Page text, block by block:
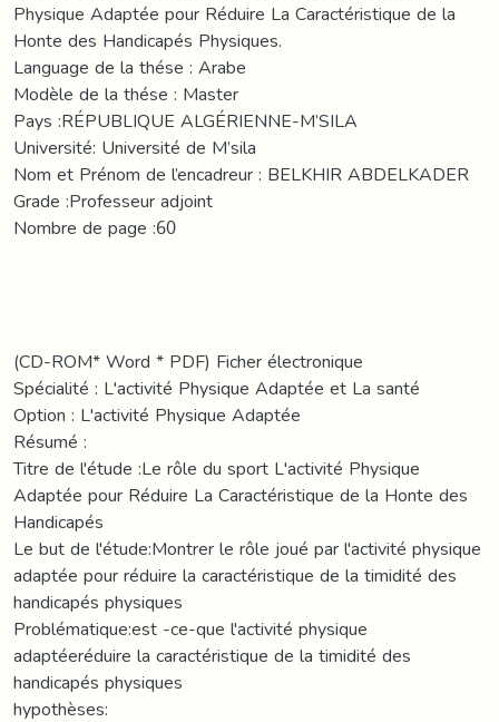
Physique Adaptée pour Réduire La Caractéristique de la
Honte des Handicapés Physiques.
Language de la thése : Arabe
Modèle de la thése : Master
Pays :RÉPUBLIQUE ALGÉRIENNE-M’SILA
Université: Université de M’sila
Nom et Prénom de l’encadreur : BELKHIR ABDELKADER
Grade :Professeur adjoint
Nombre de page :60
(CD-ROM* Word * PDF) Ficher électronique
Spécialité : L'activité Physique Adaptée et La santé
Option : L'activité Physique Adaptée
Résumé :
Titre de l'étude :Le rôle du sport L'activité Physique
Adaptée pour Réduire La Caractéristique de la Honte des
Handicapés
Le but de l'étude:Montrer le rôle joué par l'activité physique
adaptée pour réduire la caractéristique de la timidité des
handicapés physiques
Problématique:est -ce-que l'activité physique
adaptéeréduire la caractéristique de la timidité des
handicapés physiques
hypothèses: